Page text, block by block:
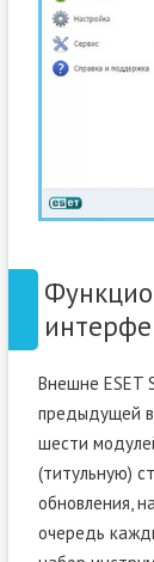
Внешне ESET
предыдущей
шести
(титульную)
обновления,
очередь